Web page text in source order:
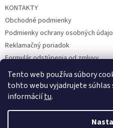
Tento web používa súbory
tohto webu vyjadrujete súhlas
informáciítu.
KONTAKTY
Obchodné podmienky
Podmienky ochrany osobných
Reklamačný poriadok
Formulár odstúpenia od zmluvy
Reklamačný formulár